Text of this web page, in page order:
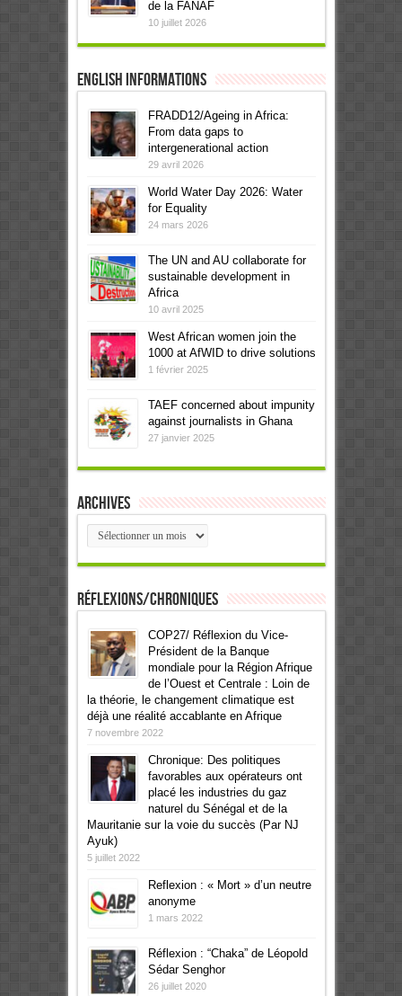
de la FANAF
10 juillet 2026
English informations
FRADD12/Ageing in Africa:
From data gaps to
intergenerational action
29 avril 2026
World Water Day 2026: Water
for Equality
24 mars 2026
The UN and AU collaborate for
sustainable development in
Africa
10 avril 2025
West African women join the
1000 at AfWID to drive solutions
1 février 2025
TAEF concerned about impunity
against journalists in Ghana
27 janvier 2025
Archives
Archives
Réflexions/Chroniques
COP27/ Réflexion du Vice-
Président de la Banque
mondiale pour la Région Afrique
de l’Ouest et Centrale : Loin de
la théorie, le changement climatique est
déjà une réalité accablante en Afrique
7 novembre 2022
Chronique: Des politiques
favorables aux opérateurs ont
placé les industries du gaz
naturel du Sénégal et de la
Mauritanie sur la voie du succès (Par NJ
Ayuk)
5 juillet 2022
Reflexion : « Mort » d’un neutre
anonyme
1 mars 2022
Réflexion : “Chaka” de Léopold
Sédar Senghor
26 juillet 2020